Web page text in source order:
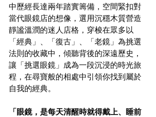
中歷經長達兩年踏實籌備，空間緊扣對
當代眼鏡店的想像，選用沉穩木質營造
靜謐溫潤的迷人店格，穿梭在眾多以
「經典」、「復古」、「老鏡」為挑選
法則的收藏中，傾聽背後的深遠歷史，
讓「挑選眼鏡」成為一段沉浸的時光旅
程，在尋寶般的相處中引領你找到屬於
自我的經典。
「眼鏡，是每天清醒時就得戴上、睡前